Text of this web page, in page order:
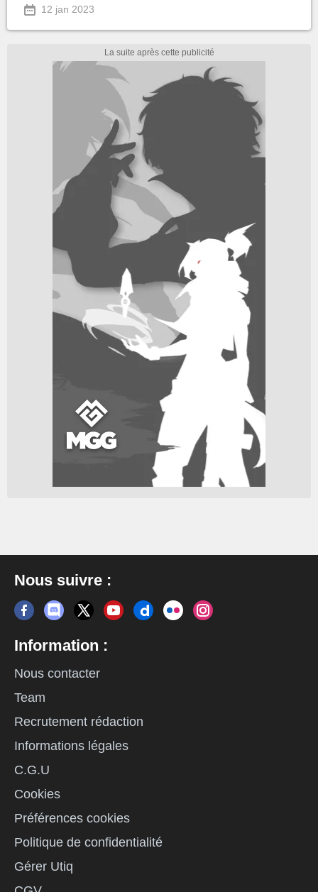
12 jan 2023
Nous suivre :
Information :
Nous contacter
Team
Recrutement rédaction
Informations légales
C.G.U
Cookies
Préférences cookies
Politique de confidentialité
Gérer Utiq